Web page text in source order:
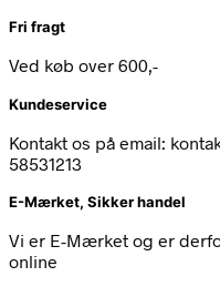
Fri fragt
Ved køb over 600,-
Kundeservice
Kontakt os på email:
58531213
E-Mærket, Sikker handel
Vi er E-Mærket og er
online